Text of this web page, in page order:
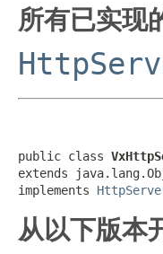
所有已实现
public class
extends
implements
从以下版本